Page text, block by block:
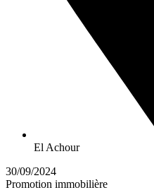
El Achour
30/09/2024
Promotion immobilière